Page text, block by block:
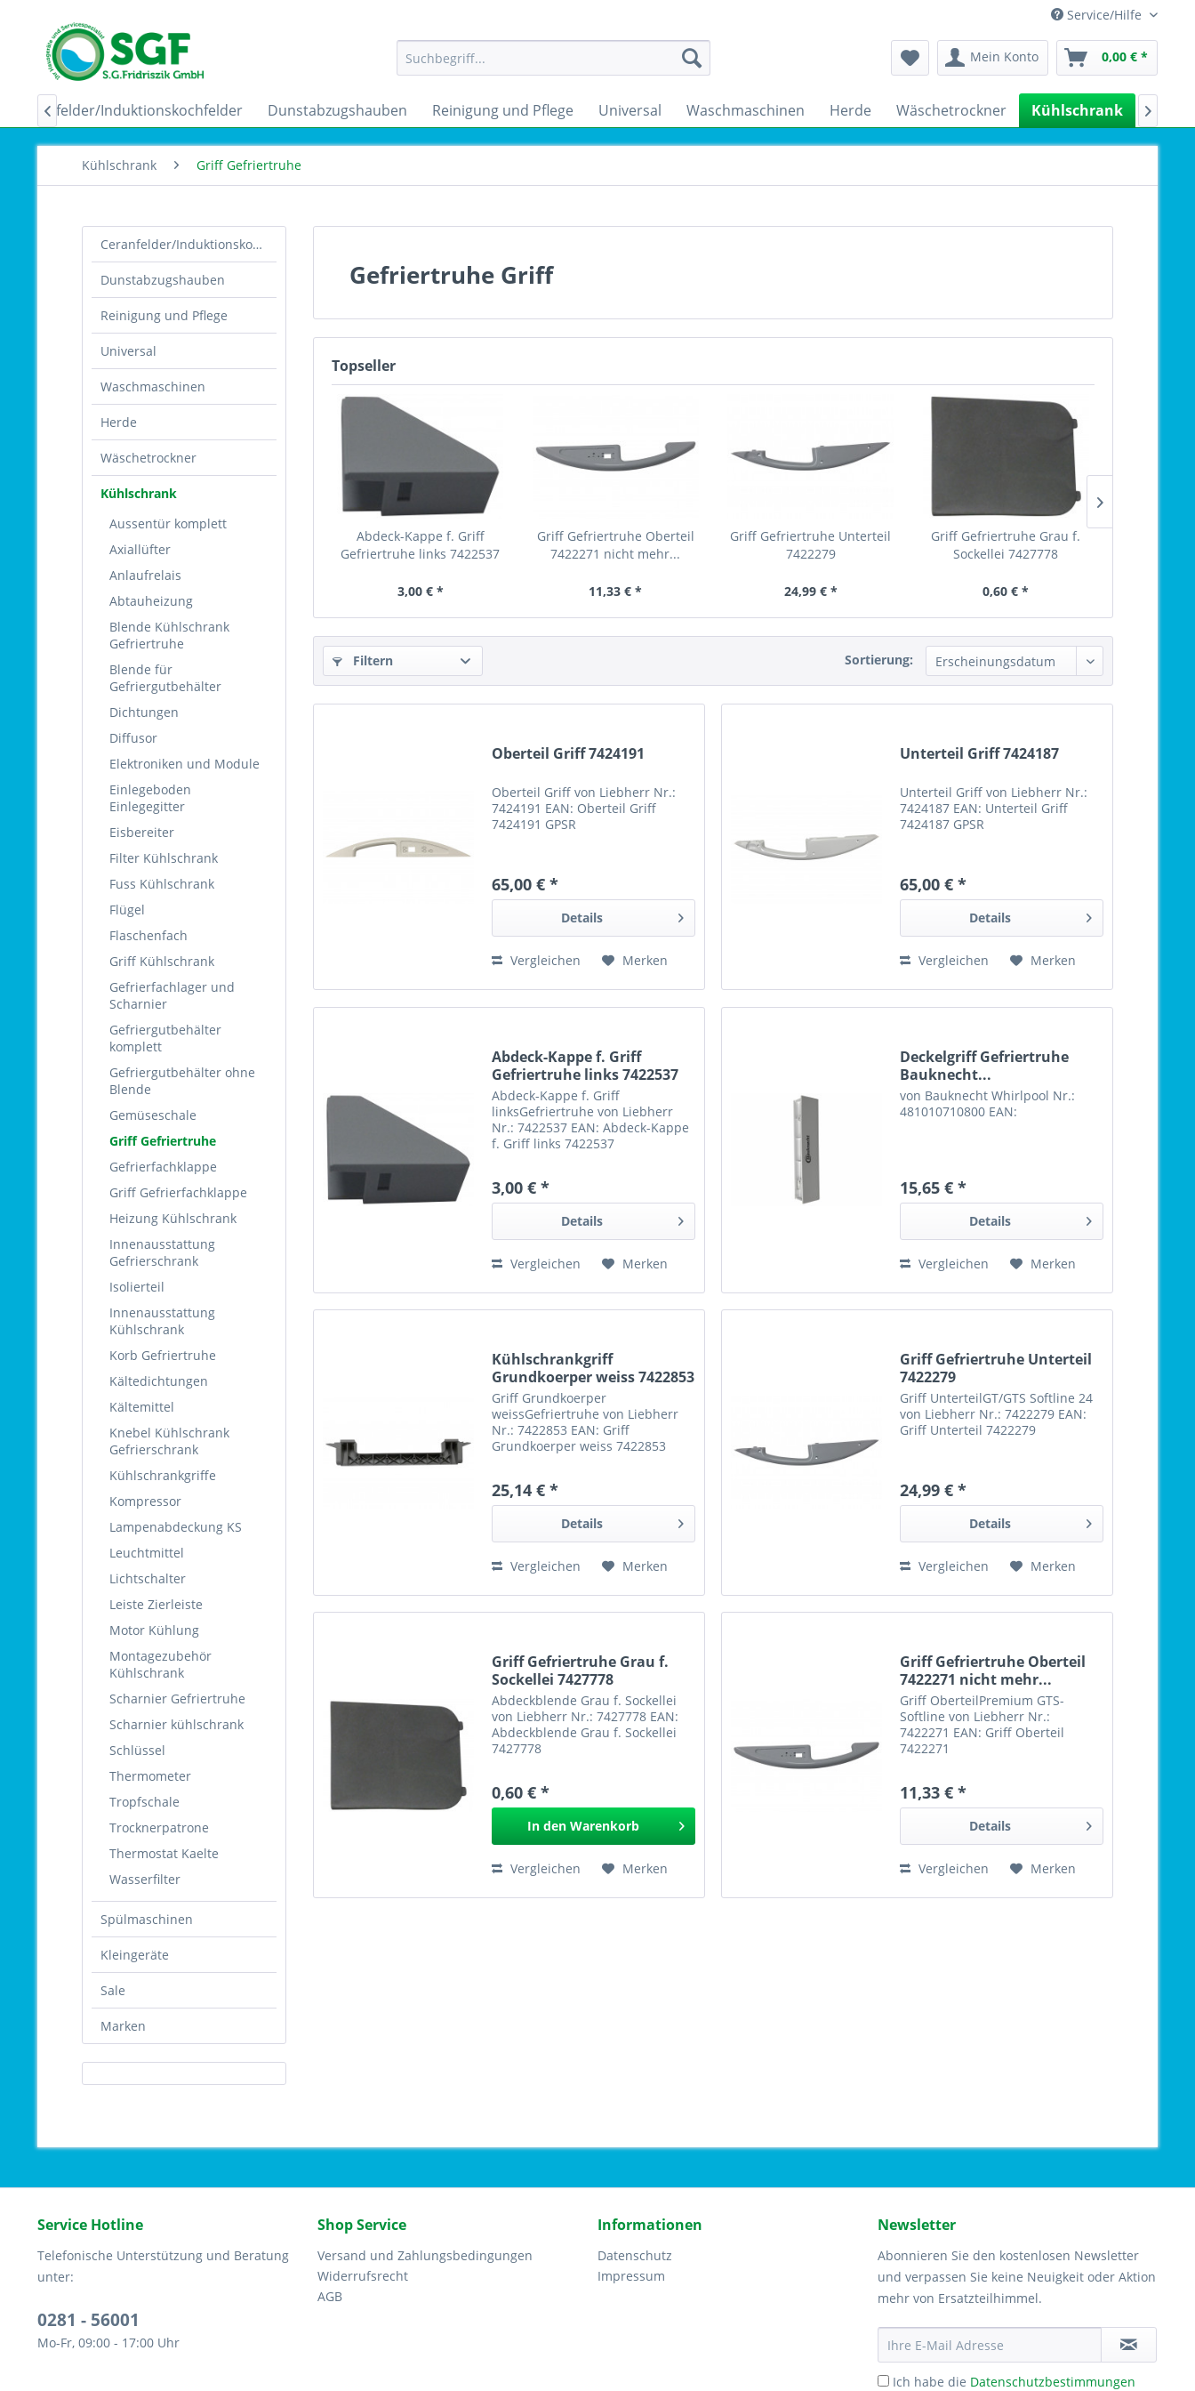
Service/Hilfe
Mein Konto 0,00 € *
Ceranfelder/Induktionskochfelder Dunstabzugshauben Reinigung und Pflege Universal Waschmaschinen Herde Wäschetrockner Kühlschrank
 
Kühlschrank Griff Gefriertruhe
Ceranfelder/Induktionskochfelder
Dunstabzugshauben
Reinigung und Pflege
Universal
Waschmaschinen
Herde
Wäschetrockner
Kühlschrank
Aussentür komplett
Axiallüfter
Anlaufrelais
Abtauheizung
Blende Kühlschrank
Gefriertruhe
Blende für
Gefriergutbehälter
Dichtungen
Diffusor
Elektroniken und Module
Einlegeboden
Einlegegitter
Eisbereiter
Filter Kühlschrank
Fuss Kühlschrank
Flügel
Flaschenfach
Griff Kühlschrank
Gefrierfachlager und
Scharnier
Gefriergutbehälter
komplett
Gefriergutbehälter ohne
Blende
Gemüseschale
Griff Gefriertruhe
Gefrierfachklappe
Griff Gefrierfachklappe
Heizung Kühlschrank
Innenausstattung
Gefrierschrank
Isolierteil
Innenausstattung
Kühlschrank
Korb Gefriertruhe
Kältedichtungen
Kältemittel
Knebel Kühlschrank
Gefrierschrank
Kühlschrankgriffe
Kompressor
Lampenabdeckung KS
Leuchtmittel
Lichtschalter
Leiste Zierleiste
Motor Kühlung
Montagezubehör
Kühlschrank
Scharnier Gefriertruhe
Scharnier kühlschrank
Schlüssel
Thermometer
Tropfschale
Trocknerpatrone
Thermostat Kaelte
Wasserfilter
Spülmaschinen
Kleingeräte
Sale
Marken
Gefriertruhe Griff
Topseller
Abdeck-Kappe f. Griff
Gefriertruhe links 7422537
3,00 € *
Griff Gefriertruhe Oberteil
7422271 nicht mehr...
11,33 € *
Griff Gefriertruhe Unterteil
7422279
24,99 € *
Griff Gefriertruhe Grau f.
Sockellei 7427778
0,60 € *
Filtern Sortierung:
Oberteil Griff 7424191
Oberteil Griff von Liebherr Nr.:
7424191 EAN: Oberteil Griff
7424191 GPSR
65,00 € *
Details
Vergleichen Merken
Unterteil Griff 7424187
Unterteil Griff von Liebherr Nr.:
7424187 EAN: Unterteil Griff
7424187 GPSR
65,00 € *
Details
Vergleichen Merken
Abdeck-Kappe f. Griff
Gefriertruhe links 7422537
Abdeck-Kappe f. Griff
linksGefriertruhe von Liebherr
Nr.: 7422537 EAN: Abdeck-Kappe
f. Griff links 7422537
3,00 € *
Details
Vergleichen Merken
Deckelgriff Gefriertruhe
Bauknecht...
von Bauknecht Whirlpool Nr.:
481010710800 EAN:
15,65 € *
Details
Vergleichen Merken
Kühlschrankgriff
Grundkoerper weiss 7422853
Griff Grundkoerper
weissGefriertruhe von Liebherr
Nr.: 7422853 EAN: Griff
Grundkoerper weiss 7422853
25,14 € *
Details
Vergleichen Merken
Griff Gefriertruhe Unterteil
7422279
Griff UnterteilGT/GTS Softline 24
von Liebherr Nr.: 7422279 EAN:
Griff Unterteil 7422279
24,99 € *
Details
Vergleichen Merken
Griff Gefriertruhe Grau f.
Sockellei 7427778
Abdeckblende Grau f. Sockellei
von Liebherr Nr.: 7427778 EAN:
Abdeckblende Grau f. Sockellei
7427778
0,60 € *
In den Warenkorb
Vergleichen Merken
Griff Gefriertruhe Oberteil
7422271 nicht mehr...
Griff OberteilPremium GTS-
Softline von Liebherr Nr.:
7422271 EAN: Griff Oberteil
7422271
11,33 € *
Details
Vergleichen Merken
Service Hotline
Telefonische Unterstützung und Beratung
unter:
0281 - 56001
Mo-Fr, 09:00 - 17:00 Uhr
Shop Service
Versand und Zahlungsbedingungen
Widerrufsrecht
AGB
Informationen
Datenschutz
Impressum
Newsletter
Abonnieren Sie den kostenlosen Newsletter
und verpassen Sie keine Neuigkeit oder Aktion
mehr von Ersatzteilhimmel.
Ich habe die Datenschutzbestimmungen